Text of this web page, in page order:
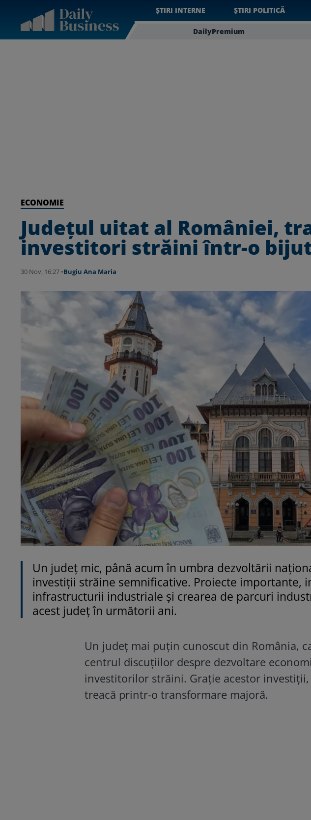
ȘTIRI INTERNE ȘTIRI POLITICĂ
DailyPremium
ECONOMIE
Județul uitat al României,
investitori străini într-o
30 Nov, 16:27 •Bugiu ⁠Ana Maria
Un județ mic, până acum în umbra dezvoltării
investiții străine semnificative. Proiecte importante,
infrastructurii industriale și crearea de parcuri
acest județ în următorii ani.
Un județ mai puțin cunoscut din România,
centrul discuțiilor despre dezvoltare
investitorilor străini. Grație acestor
treacă printr-o transformare majoră.